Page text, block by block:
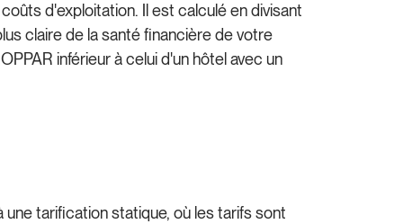
d'exploitation. Il est calculé en divisant
claire de la santé financière de votre
inférieur à celui d'un hôtel avec un
tarification statique, où les tarifs sont